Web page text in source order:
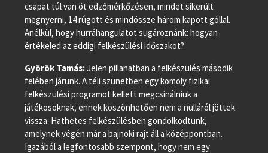
csapat túl van öt edzőmérkőzésen, mindet sikerült
megnyerni, 14 rúgott és mindössze három kapott góllal.
Anélkül, hogy hurráhangulatot sugároznánk: hogyan
értékeled az eddigi felkészülési időszakot?
Györök Tamás:Jelen pillanatban a felkészülés második
felében járunk. A téli szünetben egy komoly fizikai
felkészülési programot kellett megcsinálniuk a
játékosoknak, ennek köszönhetően nem a nulláról jöttek
vissza. Hathetes felkészülésben gondolkodtunk,
amelynek végén már a bajnoki rajt áll a középpontban.
Igazából a legfontosabb szempont, hogy nem egy